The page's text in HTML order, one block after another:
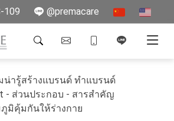
109 @premacare
น่ารู้สร้างแบรนด์ ทำแบรนด์
- ส่วนประกอบ - สารสำคัญ
มิคุ้มกันให้ร่างกาย